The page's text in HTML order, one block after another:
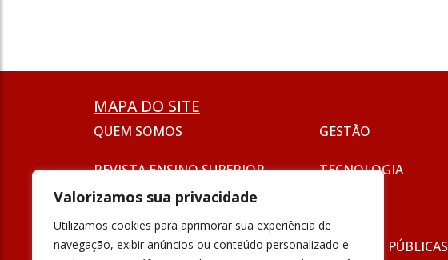
Valorizamos sua privacidade
Utilizamos cookies para aprimorar sua experiência de
navegação, exibir anúncios ou conteúdo personalizado e
MAPA DO SITE
QUEM SOMOS
REVISTA ENSINO SUPERIOR
SEJA UM ANUNCIANTE
FORMAÇÃO
GESTÃO
TECNOLOGIA
POLÍTICAS PÚBLICAS